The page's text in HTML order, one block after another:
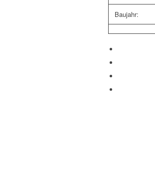
Baujahr: